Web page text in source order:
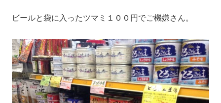
ビールと袋に入ったツマミ１００円でご機嫌さん。